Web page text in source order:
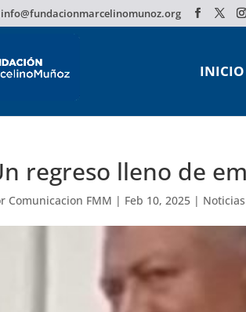
info@fundacionmarcelinomunoz.org
INICIO
regreso lleno de
Comunicacion FMM | Feb 10, 2025 | Noticias